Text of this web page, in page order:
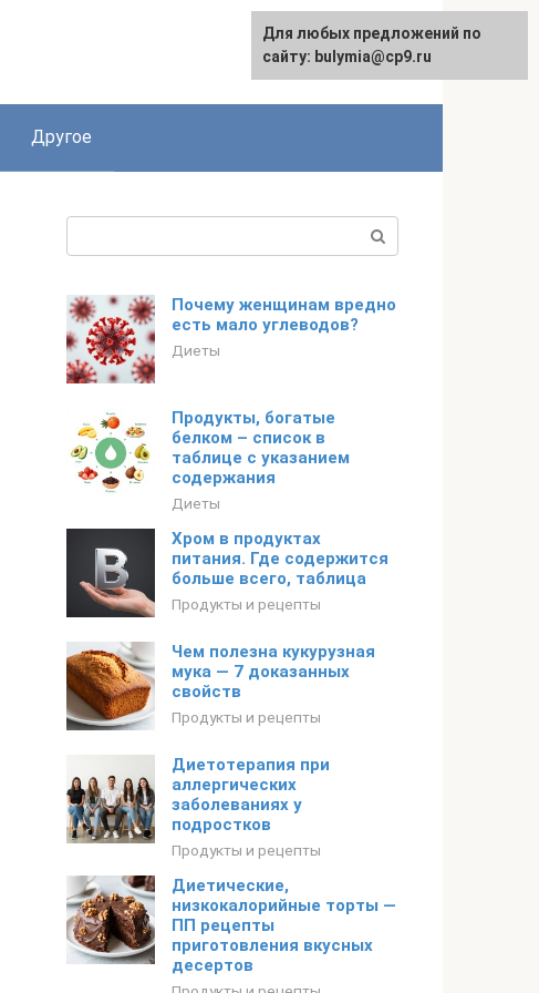
Другое
Почему женщинам вредно
есть мало углеводов?
Диеты
Продукты, богатые
белком – список в
таблице с указанием
содержания
Диеты
Хром в продуктах
питания. Где содержится
больше всего, таблица
Продукты и рецепты
Чем полезна кукурузная
мука — 7 доказанных
свойств
Продукты и рецепты
Диетотерапия при
аллергических
заболеваниях у
подростков
Продукты и рецепты
Диетические,
низкокалорийные торты —
ПП рецепты
приготовления вкусных
десертов
Для любых предложений по
сайту: bulymia@cp9.ru